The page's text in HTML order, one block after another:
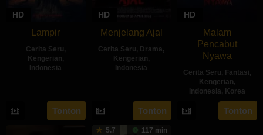
HD
Lampir
Cerita Seru,
Kengerian,
Indonesia
Feb
2024
Gulardi
Tonton
HD
Menjelang Ajal
Cerita Seru, Drama,
Kengerian,
Indonesia
Apr
2024
Daeng
Ratu
Tonton
HD
Malam
Pencabut
Nyawa
Cerita Seru, Fantasi,
Kengerian,
Indonesia, Korea
22
May
Sidharta
Tata
Tonton
5.7 117 min